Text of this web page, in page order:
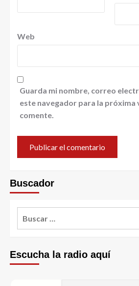
Web
Guarda mi nombre, correo
este navegador para la próxima
comente.
Buscador
Escucha la radio aquí